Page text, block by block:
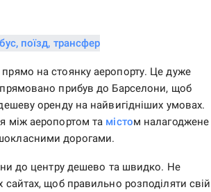
на стоянку аеропорту. Це дуже
прибув до Барселони, щоб
оренду на найвигідніших умовах.
між аеропортом та містом налагоджене
дорогами.
до центру дешево та швидко. Не
сайтах, щоб правильно розподіляти свій